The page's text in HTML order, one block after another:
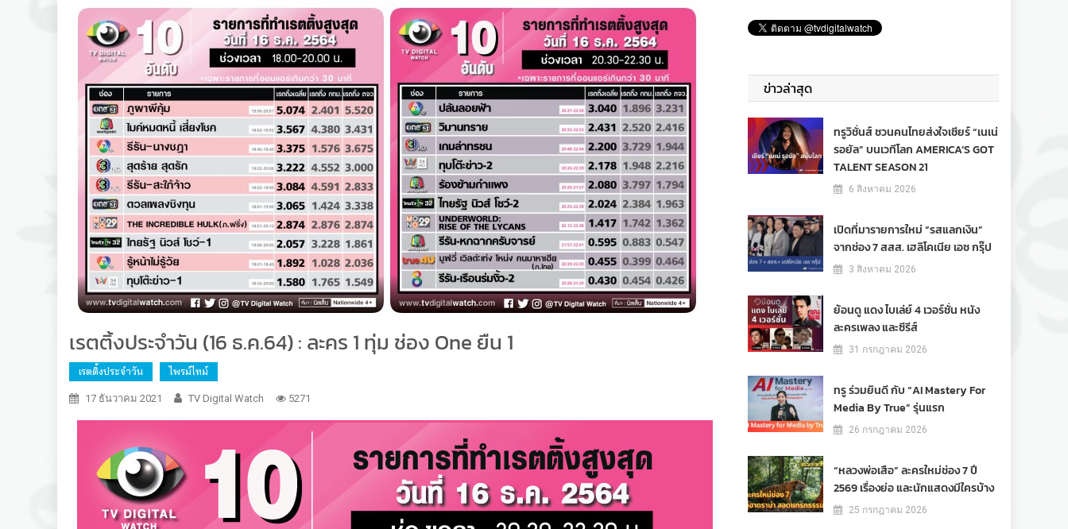
เรตติ้งประจำวัน (16 ธ.ค.64) : ละคร 1 ทุ่ม ช่อง One ยืน 1
เรตติ้งประจำวัน ไพรม์ไทม์
17 ธันวาคม 2021 TV Digital Watch 5271
ข่าวล่าสุด
ทรูวิชั่นส์ ชวนคนไทยส่งใจเชียร์ “เนเน่
รอยัล” บนเวทีโลก AMERICA’S GOT
TALENT SEASON 21
6 สิงหาคม 2026
เปิดที่มารายการใหม่ “รสแลกเงิน”
จากช่อง 7 สสส. เฮลิโคเนีย เอช กรุ๊ป
3 สิงหาคม 2026
ย้อนดู แดง ไบเล่ย์ 4 เวอร์ชั่น หนัง
ละครเพลง และซีรีส์
31 กรกฎาคม 2026
ทรู ร่วมยินดี กับ “AI Mastery For
Media By True” รุ่นแรก
26 กรกฎาคม 2026
“หลวงพ่อเสือ” ละครใหม่ช่อง 7 ปี
2569 เรื่องย่อ และนักแสดงมีใครบ้าง
25 กรกฎาคม 2026